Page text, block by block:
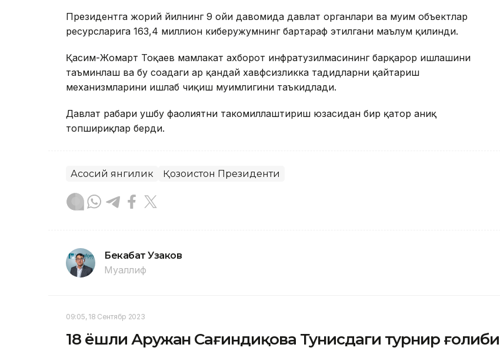
Президентга жорий йилнинг 9 ойи давомида давлат органлари ва муҳим объектлар
ресурсларига 163,4 миллион киберҳужумнинг бартараф этилгани маълум қилинди.
Қасим-Жомарт Тоқаев мамлакат ахборот инфратузилмасининг барқарор ишлашини
таъминлаш ва бу соҳадаги ҳар қандай хавфсизликка таҳдидларни қайтариш
механизмларини ишлаб чиқиш муҳимлигини таъкидлади.
Давлат раҳбари ушбу фаолиятни такомиллаштириш юзасидан бир қатор аниқ
топшириқлар берди.
Асосий янгилик Қозоғистон Президенти
Бекабат Узаков
Муаллиф
09:05, 18 Сентябр 2023
18 ёшли Аружан Сағиндиқова Тунисдаги турнир ғолиби